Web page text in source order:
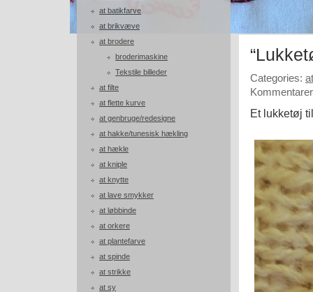
at batikfarve
at brikvæve
at brodere
broderimaskine
Tekstile billeder
at filte
at flette kurve
at genbruge/redesigne
at hakke/tunesisk hækling
at hækle
at kniple
at knytte
at lave smykker
at løbbinde
at orkere
at plantefarve
at spinde
at strikke
at sy
Categories:
Et lukketøj